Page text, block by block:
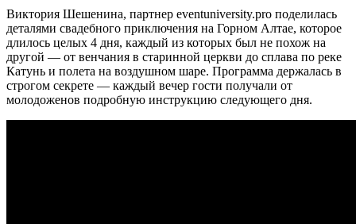
Виктория Шешенина, партнер eventuniversity.pro поделилась
деталями свадебного приключения на Горном Алтае, которое
длилось целых 4 дня, каждый из которых был не похож на
другой — от венчания в старинной церкви до сплава по реке
Катунь и полета на воздушном шаре. Программа держалась в
строгом секрете — каждый вечер гости получали от
молодоженов подробную инструкцию следующего дня.